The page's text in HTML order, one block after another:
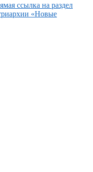
ссылка на раздел
«Новые